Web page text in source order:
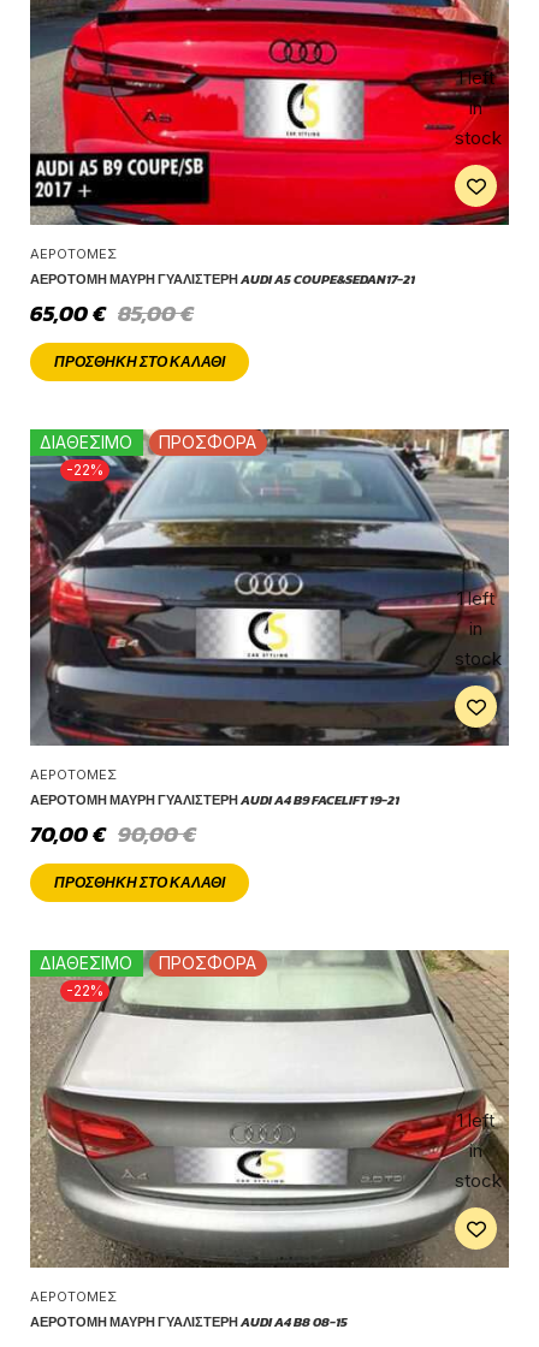
1 left
in
stock
ΑΕΡΟΤΟΜΈΣ
ΑΕΡΟΤΟΜΉ ΜΑΎΡΗ ΓΥΑΛΙΣΤΕΡΉ AUDI A5 COUPE&SEDAN17-21
85,00€
65,00€
ΠΡΟΣΘΉΚΗ ΣΤΟ ΚΑΛΆΘΙ
-22%
ΔΙΑΘΕΣΙΜΟ ΠΡΟΣΦΟΡΑ
1 left
in
stock
ΑΕΡΟΤΟΜΈΣ
ΑΕΡΟΤΟΜΉ ΜΑΎΡΗ ΓΥΑΛΙΣΤΕΡΉ AUDI A4 B9 FACELIFT 19-21
90,00€
70,00€
ΠΡΟΣΘΉΚΗ ΣΤΟ ΚΑΛΆΘΙ
-22%
ΔΙΑΘΕΣΙΜΟ ΠΡΟΣΦΟΡΑ
1 left
in
stock
ΑΕΡΟΤΟΜΈΣ
ΑΕΡΟΤΟΜΉ ΜΑΎΡΗ ΓΥΑΛΙΣΤΕΡΉ AUDI A4 B8 08-15